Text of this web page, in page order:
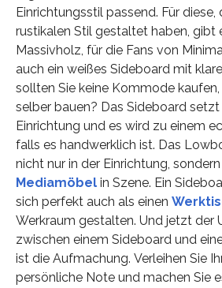
Einrichtungsstil passend. Für diese,
rustikalen Stil gestaltet haben, gibt
Massivholz, für die Fans von
auch ein weißes Sideboard mit
sollten Sie keine Kommode
selber bauen? Das Sideboard
Einrichtung und es wird zu einem
falls es handwerklich ist. Das
nicht nur in der Einrichtung,
Mediamöbelin Szene. Ein
sich perfekt auch als einen
Werkraum gestalten. Und jetzt der
zwischen einem Sideboard und
ist die Aufmachung. Verleihen Sie
persönliche Note und machen Sie